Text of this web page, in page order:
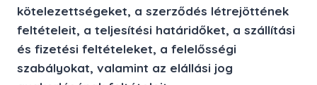
kötelezettségeket, a szerződés létrejöttének
feltételeit, a teljesítési határidőket, a szállítási
és fizetési feltételeket, a felelősségi
szabályokat, valamint az elállási jog